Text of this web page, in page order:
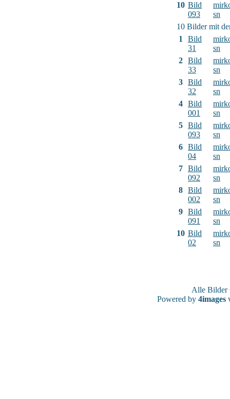
10 Bild
093
sn
10 Bilder mit
1
Bild
31
sn
2 Bild
33
sn
3 Bild
32
sn
4 Bild
001
sn
5 Bild
093
sn
6 Bild
04
sn
7 Bild
092
sn
8 Bild
002
sn
9 Bild
091
sn
10 Bild
02
sn
Alle
Powered by 4images